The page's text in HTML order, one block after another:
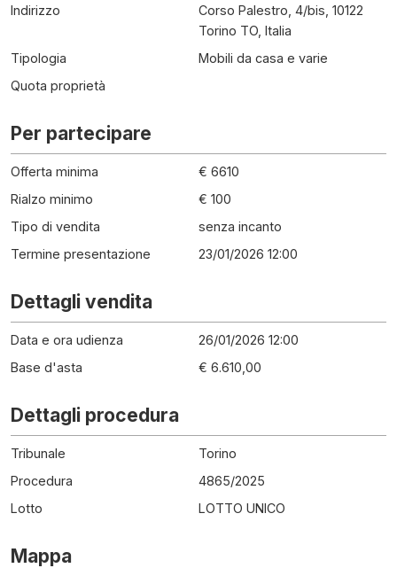
Indirizzo
Corso Palestro, 4/bis, 10122
Torino TO, Italia
Tipologia
Mobili da casa e varie
Quota proprietà
Per partecipare
Offerta minima
€ 6610
Rialzo minimo
€ 100
Tipo di vendita
senza incanto
Termine presentazione
23/01/2026 12:00
Dettagli vendita
Data e ora udienza
26/01/2026 12:00
Base d'asta
€ 6.610,00
Dettagli procedura
Tribunale
Torino
Procedura
4865/2025
Lotto
LOTTO UNICO
Mappa